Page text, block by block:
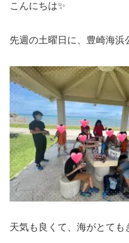
こんにちは✨
先週の土曜日に、豊崎海浜
天気も良くて、海がとても